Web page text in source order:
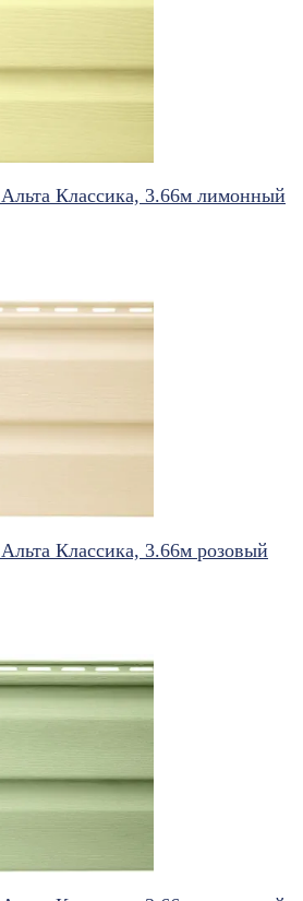
Классика, 3.66м лимонный
Классика, 3.66м розовый